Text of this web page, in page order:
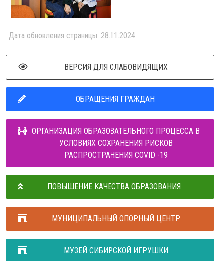
Дата обновления страницы: 28.11.2024
ВЕРСИЯ ДЛЯ СЛАБОВИДЯЩИХ
ОБРАЩЕНИЯ ГРАЖДАН
ОРГАНИЗАЦИЯ ОБРАЗОВАТЕЛЬНОГО ПРОЦЕССА В
УСЛОВИЯХ СОХРАНЕНИЯ РИСКОВ
РАСПРОСТРАНЕНИЯ COVID -19
ПОВЫШЕНИЕ КАЧЕСТВА ОБРАЗОВАНИЯ
МУНИЦИПАЛЬНЫЙ ОПОРНЫЙ ЦЕНТР
МУЗЕЙ СИБИРСКОЙ ИГРУШКИ